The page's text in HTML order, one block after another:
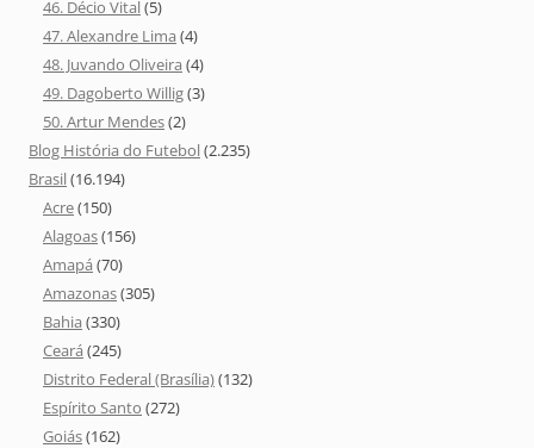
46. Décio Vital(5)
47. Alexandre Lima (4)
48. Juvando Oliveira (4)
49. Dagoberto Willig(3)
50. Artur Mendes(2)
Blog História do Futebol(2.235)
Brasil(16.194)
Acre(150)
Alagoas(156)
Amapá (70)
Amazonas(305)
Bahia (330)
Ceará (245)
Distrito Federal (Brasília)(132)
Espírito Santo (272)
Goiás(162)